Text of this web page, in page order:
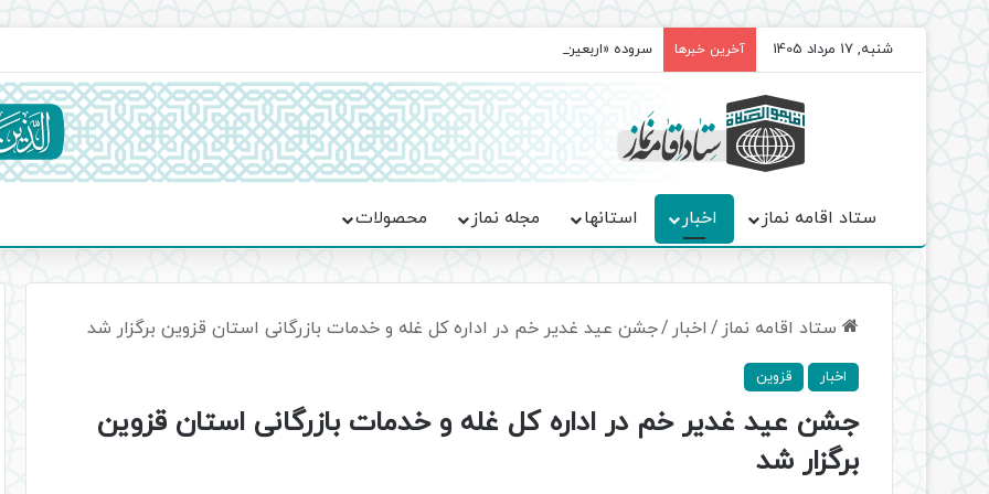
شنبه, 17 مرداد 1405 آخرین خبرها سروده‌ «اربعین»؛ روایت حماسه، استقامت و تمدن‌سازی امت اسلامی
ستاد اقامه نماز اخبار استانها مجله نماز محصولات
ستاد اقامه نماز / اخبار /جشن عید غدیر خم در اداره کل غله و خدمات بازرگانی استان قزوین برگزار شد
اخبار قزوین
جشن عید غدیر خم در اداره کل غله و خدمات بازرگانی استان قزوین
برگزار شد